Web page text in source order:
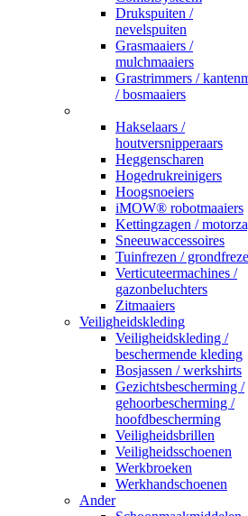
Drukspuiten /
nevelspuiten
Grasmaaiers /
mulchmaaiers
Grastrimmers /
/ bosmaaiers
Hakselaars /
houtversnipperaars
Heggenscharen
Hogedrukreinigers
Hoogsnoeiers
iMOW® robotmaaiers
Kettingzagen /
Sneeuwaccessoires
Tuinfrezen /
Verticuteermachines /
gazonbeluchters
Zitmaaiers
Veiligheidskleding
Veiligheidskleding /
beschermende kleding
Bosjassen / werkshirts
Gezichtsbescherming /
gehoorbescherming /
hoofdbescherming
Veiligheidsbrillen
Veiligheidsschoenen
Werkbroeken
Werkhandschoenen
Ander